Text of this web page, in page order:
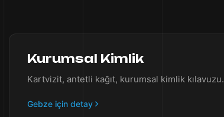
Kurumsal Kimlik
Kartvizit, antetli kağıt, kurumsal kimlik kılavuzu.
Gebze için detay